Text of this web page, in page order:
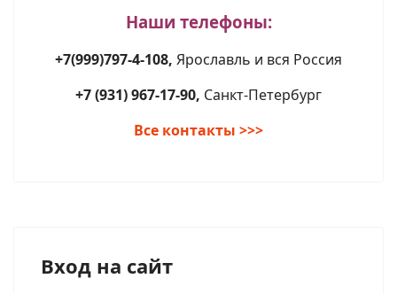
Наши телефоны:
+7(999)797-4-108, Ярославль и вся Россия
+7 (931) 967-17-90, Санкт-Петербург
Все контакты >>>
Вход на сайт